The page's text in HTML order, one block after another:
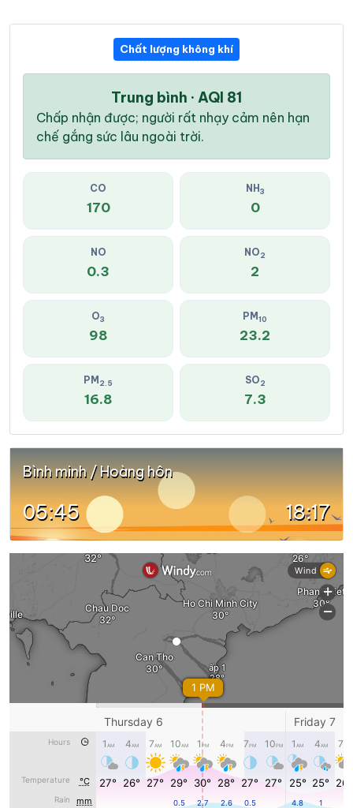
Chất lượng không khí
Trung bình · AQI 81
Chấp nhận được; người rất nhạy cảm nên hạn
chế gắng sức lâu ngoài trời.
CO
170
NH 3
0
NO
0.3
NO2
2
O3
98
PM 10
23.2
PM 2.5
16.8
SO2
7.3
Bình minh / Hoàng hôn
05:45 18:17